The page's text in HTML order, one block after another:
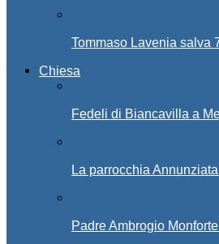
Tommaso Lavenia salva
Chiesa
Fedeli di Biancavilla a
La parrocchia
Padre Ambrogio